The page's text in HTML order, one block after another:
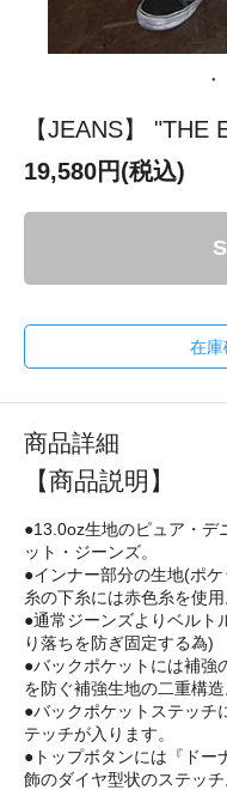
【JEANS】 "THE
19,580円(税込)
在庫
商品詳細
【商品説明】
●13.0oz生地のピュア・デ
ット・ジーンズ。
●インナー部分の生地(ポ
糸の下糸には赤色糸を使用
●通常ジーンズよりベルト
り落ちを防ぎ固定する為)
●バックポケットには補強
を防ぐ補強生地の二重構造
●バックポケットステッチ
テッチが入ります。
●トップボタンには『ドー
飾のダイヤ型状のステッチ